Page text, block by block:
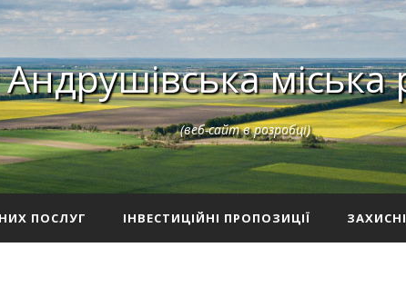
Андрушівська міська
(веб-сайт в розробці)
ПОСЛУГ ІНВЕСТИЦІЙНІ ПРОПОЗИЦІЇ